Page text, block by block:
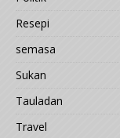
Resepi
semasa
Sukan
Tauladan
Travel